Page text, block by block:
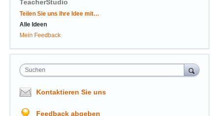
TeacherStudio
Kategorien
Teilen Sie uns Ihre Idee mit…
Alle Ideen
Mein Feedback
Suchen
Kontaktieren Sie uns
Feedback abgeben